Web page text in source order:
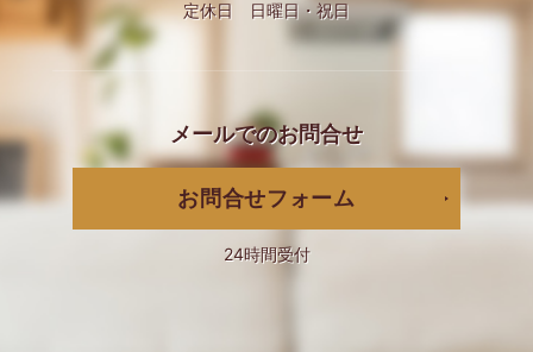
定休日 日曜日・祝日
メールでのお問合せ
お問合せフォーム
24時間受付